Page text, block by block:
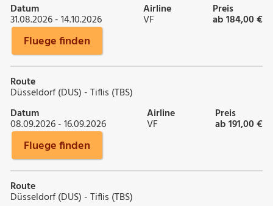
Datum
31.08.2026 - 14.10.2026
Airline
VF
Preis
ab 184,00 €
Fluege finden
Route
Düsseldorf (DUS) - Tiflis (TBS)
Datum
08.09.2026 - 16.09.2026
Airline
VF
Preis
ab 191,00 €
Fluege finden
Route
Düsseldorf (DUS) - Tiflis (TBS)